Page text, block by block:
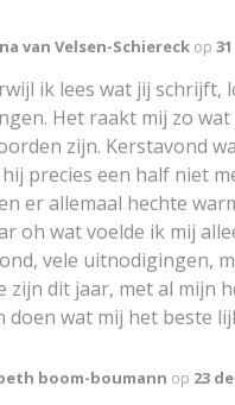
van Velsen-Schiereck op
ik lees wat jij schrijft,
Het raakt mij zo
zijn. Kerstavond
precies een half niet
er allemaal hechte
oh wat voelde ik mij
vele uitnodigingen,
zijn dit jaar, met al mijn
doen wat mij het beste
boom-boumann op 23